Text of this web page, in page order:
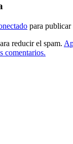
para
reducir el spam.
comentarios.